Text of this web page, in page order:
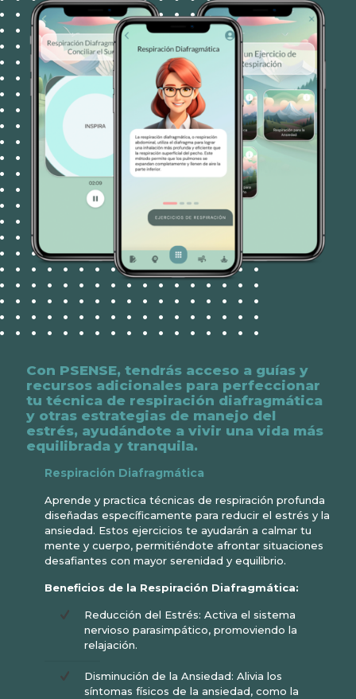
Con PSENSE, tendrás acceso a guías y
recursos adicionales para perfeccionar
tu técnica de respiración diafragmática
y otras estrategias de manejo del
estrés, ayudándote a vivir una vida más
equilibrada y tranquila.
Respiración Diafragmática
Aprende y practica técnicas de respiración profunda
diseñadas específicamente para reducir el estrés y la
ansiedad. Estos ejercicios te ayudarán a calmar tu
mente y cuerpo, permitiéndote afrontar situaciones
desafiantes con mayor serenidad y equilibrio.
Beneficios de la Respiración Diafragmática:
Reducción del Estrés: Activa el sistema
nervioso parasimpático, promoviendo la
relajación.
Disminución de la Ansiedad: Alivia los
síntomas físicos de la ansiedad, como la